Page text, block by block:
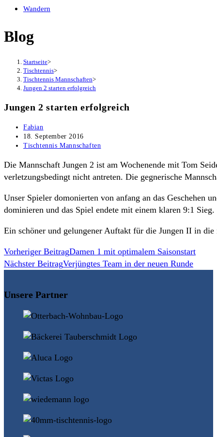
Wandern
Blog
Startseite>
Tischtennis>
Tischtennis Mannschaften>
Jungen 2 starten erfolgreich
Jungen 2 starten erfolgreich
Beitrags-
Autor:
Fabian
Beitrag
veröffentlicht:
18. September 2016
Beitrags-
Tischtennis Mannschaften
Die Mannschaft Jungen 2 ist am Wochenende mit Tom
verletzungsbedingt nicht antreten. Die gegnerische
Unser Spieler domonierten von anfang an das Geschehen
dominieren und das Spiel endete mit einem klaren 9:1 Sieg.
Ein schöner und gelungener Auftakt für die Jungen II in die
Weitere
Artikel
Vorheriger BeitragDamen 1 mit optimalem Saisonstart
Nächster BeitragVerjüngtes Team in der neuen Runde
Unsere Partner